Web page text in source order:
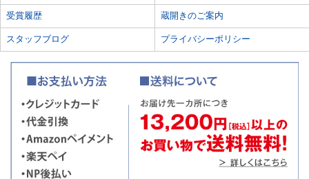
受賞履歴 蔵開きのご案内
スタッフブログ プライバシーポリシー